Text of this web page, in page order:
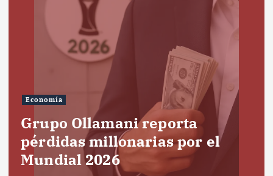
Economía
Grupo Ollamani reporta
pérdidas millonarias por el
Mundial 2026